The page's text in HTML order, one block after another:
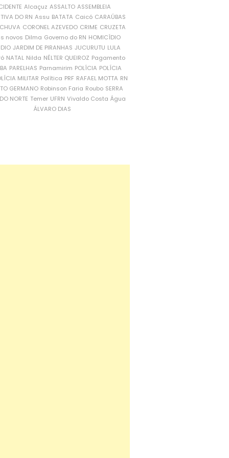
Alcaçuz ASSALTO ASSEMBLEIA
DO RN Assu BATATA Caicó CARAÚBAS
CORONEL AZEVEDO CRIME CRUZETA
novos Dilma Governo do RN HOMICÍDIO
JARDIM DE PIRANHAS JUCURUTU LULA
NATAL Nilda NÉLTER QUEIROZ Pagamento
PARELHAS Parnamirim POLÍCIA POLÍCIA
MILITAR Política PRF RAFAEL MOTTA RN
GERMANO Robinson Faria Roubo SERRA
NORTE Temer UFRN Vivaldo Costa Água
ÁLVARO DIAS